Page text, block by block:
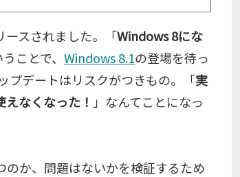
ースされました。「Windows 8にな
ことで、 Windows 8.1の登場を待っ
プデートはリスクがつきもの。「実
なくなった！ 」なんてことになっ
のか、問題はないかを検証するため